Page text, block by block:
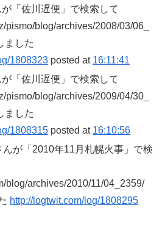
「佐川遅便」で検索して
pismo/blog/archives/2008/03/06_
ました
1808323 posted at 16:11:41
「佐川遅便」で検索して
pismo/blog/archives/2009/04/30_
ました
1808315 posted at 16:10:56
んが「2010年11月札幌火事」で検
blog/archives/2010/11/04_2359/
http://logtwit.com/log/1808295